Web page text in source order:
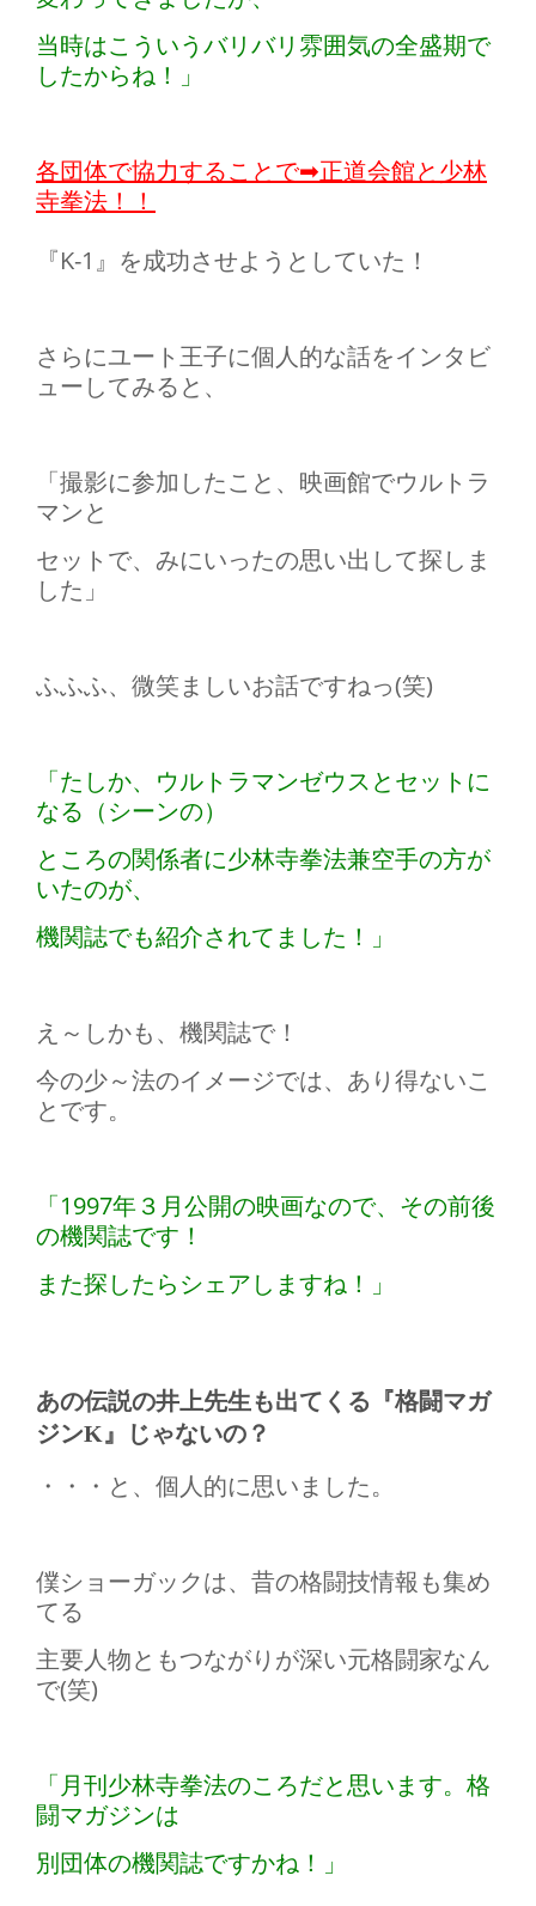
当時はこういうバリバリ雰囲気の全盛期で
したからね！」
各団体で協力することで➡正道会館と少林
寺拳法！！
『K-1』を成功させようとしていた！
さらにユート王子に個人的な話をインタビ
ューしてみると、
「撮影に参加したこと、映画館でウルトラ
マンと
セットで、みにいったの思い出して探しま
した」
ふふふ、微笑ましいお話ですねっ(笑)
「たしか、ウルトラマンゼウスとセットに
なる（シーンの）
ところの関係者に少林寺拳法兼空手の方が
いたのが、
機関誌でも紹介されてました！」
え～しかも、機関誌で！
今の少～法のイメージでは、あり得ないこ
とです。
「1997年３月公開の映画なので、その前後
の機関誌です！
また探したらシェアしますね！」
あの伝説の井上先生も出てくる『格闘マガ
ジンK』じゃないの？
・・・と、個人的に思いました。
僕ショーガックは、昔の格闘技情報も集め
てる
主要人物ともつながりが深い元格闘家なん
で(笑)
「月刊少林寺拳法のころだと思います。格
闘マガジンは
別団体の機関誌ですかね！」